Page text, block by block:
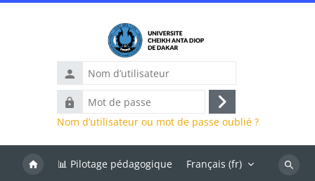
Nom
d’utilisateur
Mot
de
Connexion
Nom d’utilisateur ou mot de passe oublié ?
📊 Pilotage pédagogique Français ‎(fr)‎